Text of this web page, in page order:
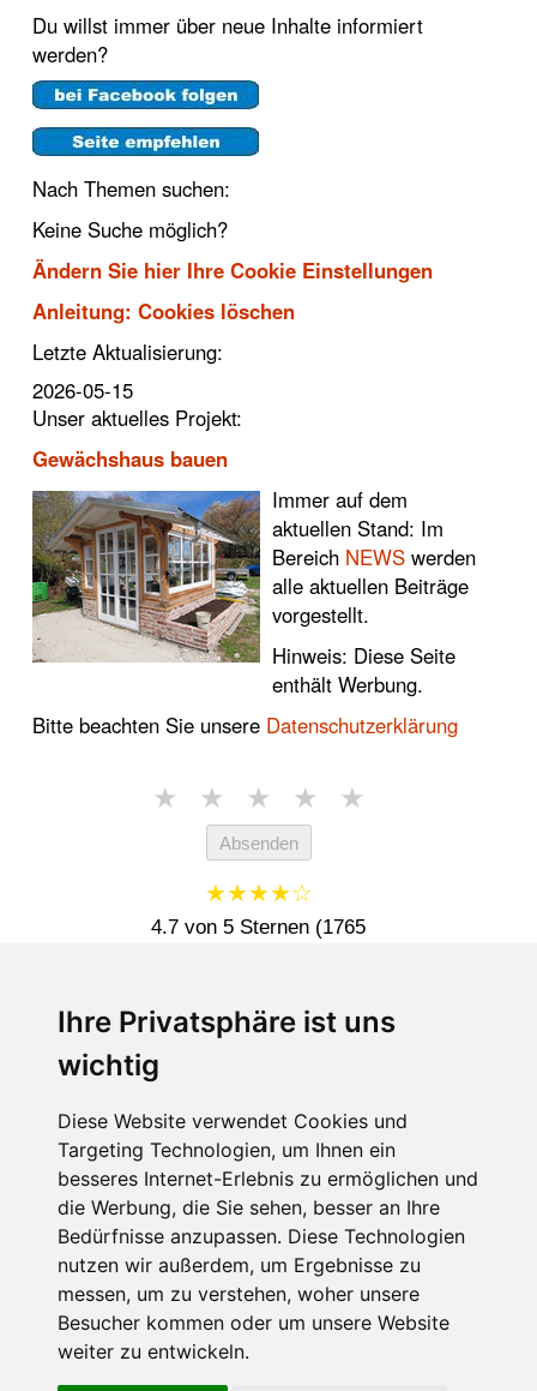
Ihre Privatsphäre ist uns
wichtig
Diese Website verwendet Cookies und
Targeting Technologien, um Ihnen ein
besseres Internet-Erlebnis zu ermöglichen und
die Werbung, die Sie sehen, besser an Ihre
Bedürfnisse anzupassen. Diese Technologien
nutzen wir außerdem, um Ergebnisse zu
messen, um zu verstehen, woher unsere
Besucher kommen oder um unsere Website
weiter zu entwickeln.
Du willst immer über neue Inhalte informiert
werden?
Nach Themen suchen:
Keine Suche möglich?
Ändern Sie hier Ihre Cookie Einstellungen
Anleitung: Cookies löschen
Letzte Aktualisierung:
2026-05-15
Unser aktuelles Projekt:
Gewächshaus bauen
Immer auf dem
aktuellen Stand: Im
Bereich NEWS werden
alle aktuellen Beiträge
vorgestellt.
Hinweis: Diese Seite
enthält Werbung.
Bitte beachten Sie unsere Datenschutzerklärung
★ ★ ★ ★ ★
Absenden
★★★★☆
4.7 von 5 Sternen (1765
EMPFEHLUNGEN:
LINKS:
Lehmbauplatten anbringen
Lehmbauplatten zuschneiden
Impressum
Rolf Wacker